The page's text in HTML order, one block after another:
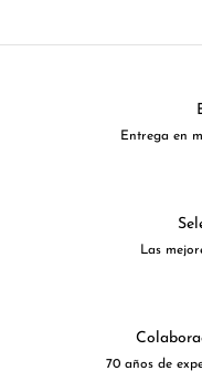
Entrega en
Las
70 años de